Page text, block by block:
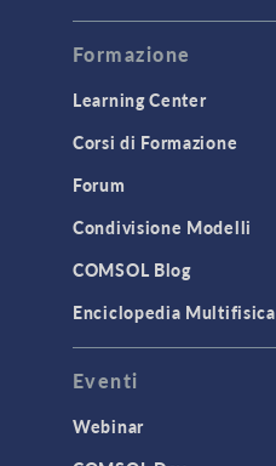
Formazione
Learning Center
Corsi di Formazione
Forum
Condivisione Modelli
COMSOL Blog
Enciclopedia Multifisica
Eventi
Webinar